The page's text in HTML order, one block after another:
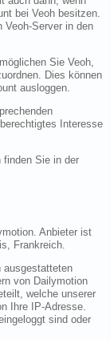
bei Veoh besitzen.
Veoh-Server in den
Sie Veoh,
Dies können
ausloggen.
Interesse
finden Sie in der
Anbieter ist
Frankreich.
ausgestatteten
von Dailymotion
welche unserer
Ihre IP-Adresse.
sind oder